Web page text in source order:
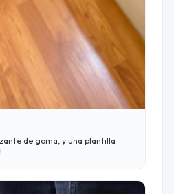
de goma, y una plantilla